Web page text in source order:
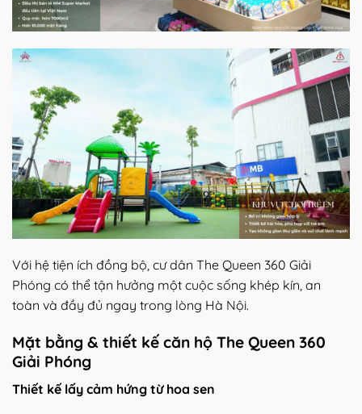
Với hệ tiện ích đồng bộ, cư dân The Queen 360 Giải
Phóng có thể tận hưởng một cuộc sống khép kín, an
toàn và đầy đủ ngay trong lòng Hà Nội.
Mặt bằng & thiết kế căn hộ The Queen 360
Giải Phóng
Thiết kế lấy cảm hứng từ hoa sen